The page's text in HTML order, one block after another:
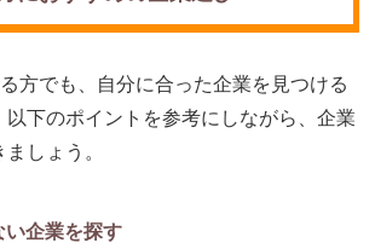
方でも、自分に合った企業を見つける
以下のポイントを参考にしながら、企業
しょう。
い企業を探す